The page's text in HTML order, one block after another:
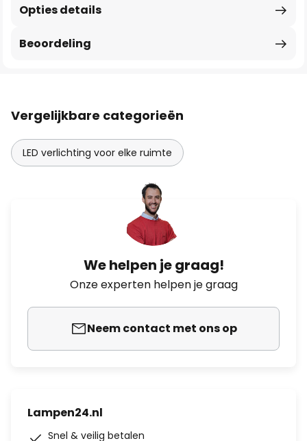
Opties details
Beoordeling
Vergelijkbare categorieën
LED verlichting voor elke ruimte
We helpen je graag!
Onze experten helpen je graag
Neem contact met ons op
Lampen24.nl
Snel & veilig betalen